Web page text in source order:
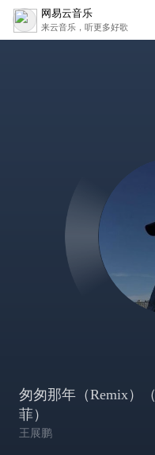
网易云音乐
来云音乐，听更多好歌
匆匆那年（Remix）
菲）
王展鹏